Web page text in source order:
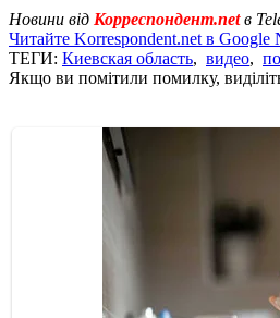
Новини від Корреспондент.netв
Читайте Korrespondent.net в Google
ТЕГИ: Киевская область, видео,
Якщо ви помітили помилку,